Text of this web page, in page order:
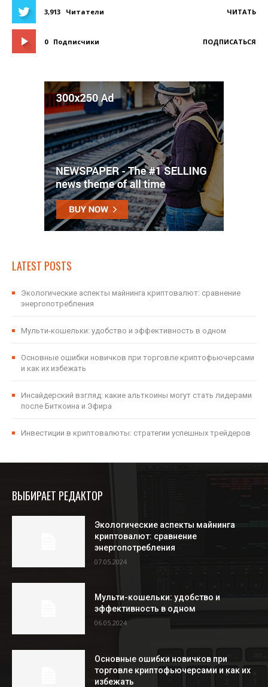
3,913 Читатели ЧИТАТЬ
0 Подписчики ПОДПИСАТЬСЯ
LATEST POSTS
Экологические аспекты майнинга криптовалют: сравнение
энергопотребления
Мульти-кошельки: удобство и эффективность в одном
Основные ошибки новичков при торговле криптофьючерсами
и как их избежать
Инсайдерский взгляд: какие альткоины могут стать лидерами
после Биткоина и Эфира
Инвестиции в криптовалюты: стратегии успешных трейдеров
ВЫБИРАЕТ РЕДАКТОР
Экологические аспекты майнинга
криптовалют: сравнение
энергопотребления
07.05.2024
Мульти-кошельки: удобство и
эффективность в одном
06.05.2024
Основные ошибки новичков при
торговле криптофьючерсами и как их
избежать